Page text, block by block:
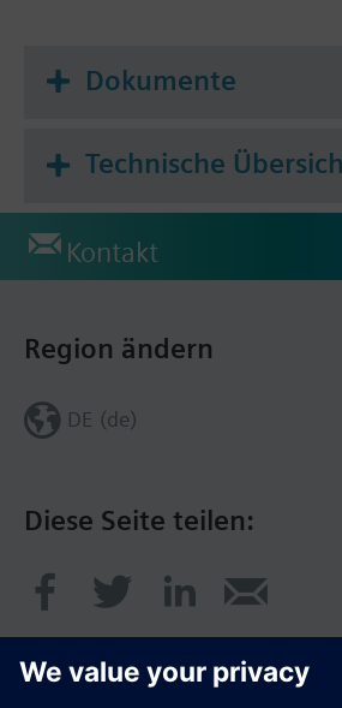
Dokumente
Technische
Kontakt
Diese Seite teilen:
Region ändern
DE (de)